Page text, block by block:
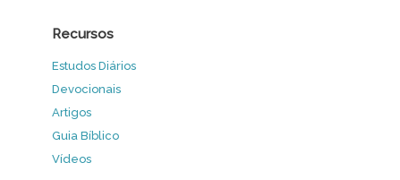
Recursos
Estudos Diários
Devocionais
Artigos
Guia Bíblico
Vídeos